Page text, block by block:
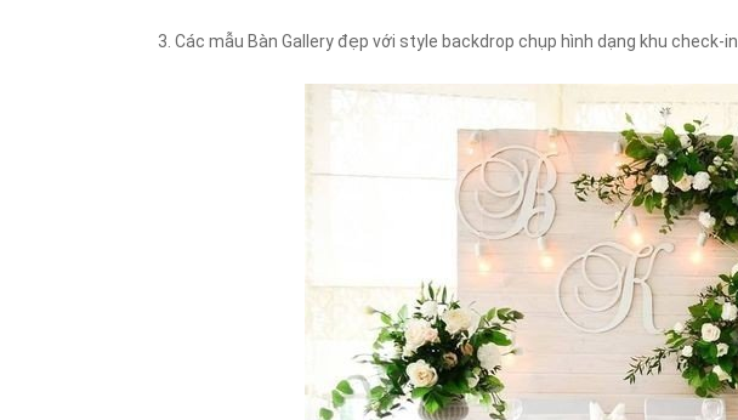
3. Các mẫu Bàn Gallery đẹp với style backdrop chụp hình dạng khu check-in